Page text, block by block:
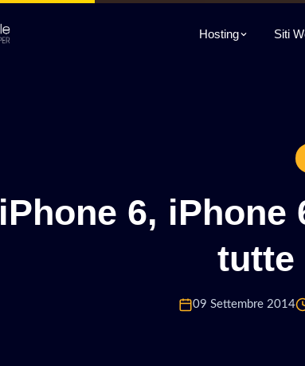
Hosting Siti
iPhone 6, iPhone
tutte
09 Settembre 2014